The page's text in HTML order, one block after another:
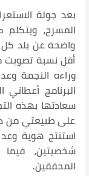
بعد جولة
المسرح،
واضحة عن بلد
أقل نسبة تصويت
وراءه النجمة
البرنامج
سعادتها بهذه
على طبيعتي من
استنتج هوية وعد
شخصيتين،
المحققين.